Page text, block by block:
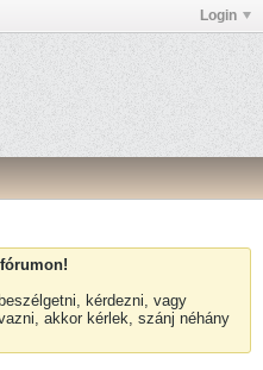
Login
kérdezni, vagy
akkor kérlek, szánj néhány